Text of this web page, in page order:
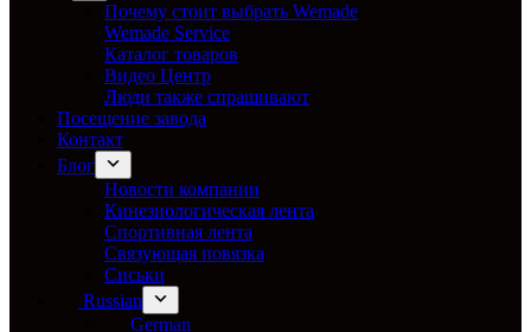
Почему стоит выбрать Wemade
Wemade Service
Каталог товаров
Видео Центр
Люди также спрашивают
Посещение завода
Контакт
Блог
Новости компании
Кинезиологическая лента
Спортивная лента
Связующая повязка
Сиськи
Russian
German